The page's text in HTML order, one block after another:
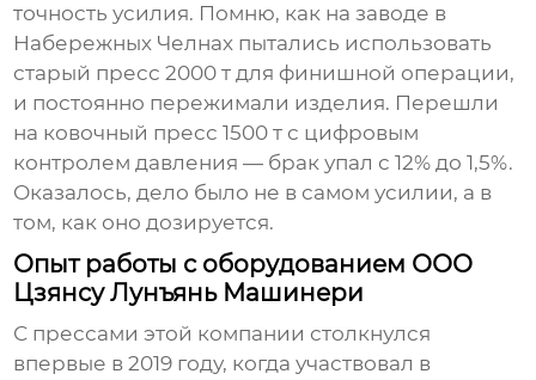
точность усилия. Помню, как на заводе в
Набережных Челнах пытались использовать
старый пресс 2000 т для финишной операции,
и постоянно пережимали изделия. Перешли
на ковочный пресс 1500 т с цифровым
контролем давления — брак упал с 12% до 1,5%.
Оказалось, дело было не в самом усилии, а в
том, как оно дозируется.
Опыт работы с оборудованием ООО
Цзянсу Лунъянь Машинери
С прессами этой компании столкнулся
впервые в 2019 году, когда участвовал в